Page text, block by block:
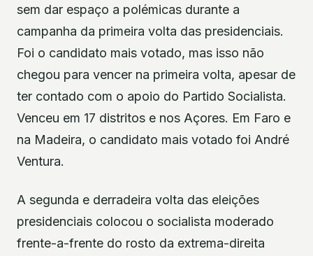
sem dar espaço a polémicas durante a
campanha da primeira volta das presidenciais.
Foi o candidato mais votado, mas isso não
chegou para vencer na primeira volta, apesar de
ter contado com o apoio do Partido Socialista.
Venceu em 17 distritos e nos Açores. Em Faro e
na Madeira, o candidato mais votado foi André
Ventura.
A segunda e derradeira volta das eleições
presidenciais colocou o socialista moderado
frente-a-frente do rosto da extrema-direita